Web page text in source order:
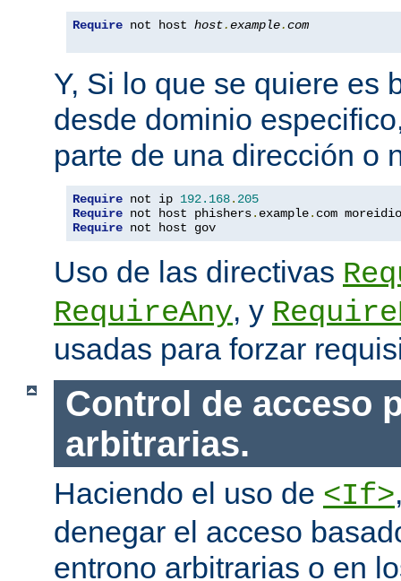
Require not host host.example.com
Y, Si lo que se quiere es
desde dominio
parte de una dirección o
Require not ip 192.168. 205
Require not host phishers. example. com
Require not host gov
Uso de las directivas
RequireAny, y
usadas para forzar
Control de acceso
arbitrarias.
Haciendo el uso de <If>
denegar el acceso
entrono arbitrarias o en